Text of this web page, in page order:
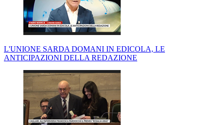
L'UNIONE SARDA DOMANI IN EDICOLA, LE
ANTICIPAZIONI DELLA REDAZIONE